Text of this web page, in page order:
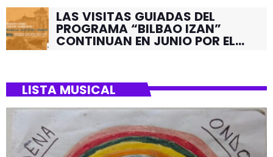
LAS VISITAS GUIADAS DEL
PROGRAMA “BILBAO IZAN”
CONTINUAN EN JUNIO POR EL
LISTA MUSICAL